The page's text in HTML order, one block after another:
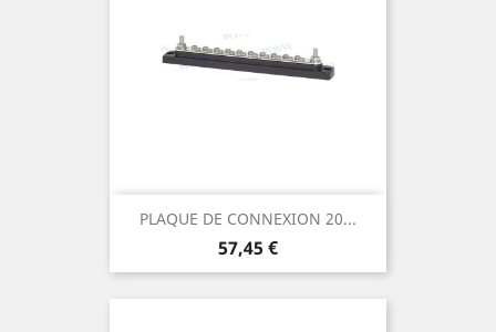
PLAQUE DE CONNEXION 20...
Prix
57,45 €